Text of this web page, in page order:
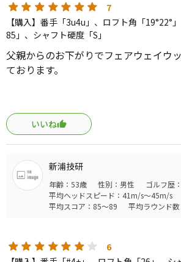
7
【購入】番手「3u4u」、ロフト角「19°22°
85」、シャフト硬度「S」
父親からのお下がりでフェアウェイウ
ております。
これ練習いらないんじゃないかと思う
ます。
持ち玉通りの球がでるので安心して打
飛距離が全体的に伸びてきたので4uは
すが場合によっては入れておきたいで
いいね
新浦技研
年齢：53歳 性別：男性
ゴルフ歴
平均ヘッドスピード：41m/s～45m/s
平均スコア：85～89
平均ラウンド
6